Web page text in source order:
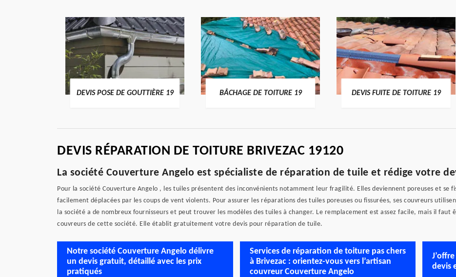
DEVIS POSE DE GOUTTIÈRE 19 BÂCHAGE DE TOITURE 19 DEVIS FUITE DE TOITURE 19
DEVIS RÉPARATION DE TOITURE BRIVEZAC 19120
La société Couverture Angelo est spécialiste de réparation de tuile et rédige votre
Pour la société Couverture Angelo , les tuiles présentent des inconvénients notamment leur fragilité. Elles deviennent poreuses et se
facilement déplacées par les coups de vent violents. Pour assurer les réparations des tuiles poreuses ou fissurées, ses couvreurs
la société a de nombreux fournisseurs et peut trouver les modèles des tuiles à changer. Le remplacement est assez facile, mais il
couvreurs de cette société. Elle établit gratuitement votre devis pour réparation de tuile.
Notre société Couverture Angelo délivre
un devis gratuit, détaillé avec les prix
pratiqués
Services de réparation de toiture pas chers
à Brivezac : orientez-vous vers l’artisan
couvreur Couverture Angelo
devis